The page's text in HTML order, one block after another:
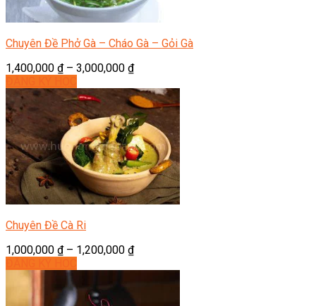
Chuyên Đề Phở Gà – Cháo Gà – Gỏi Gà
1,400,000 ₫– 3,000,000 ₫
Chuyên Đề Cà Ri
1,000,000 ₫– 1,200,000 ₫